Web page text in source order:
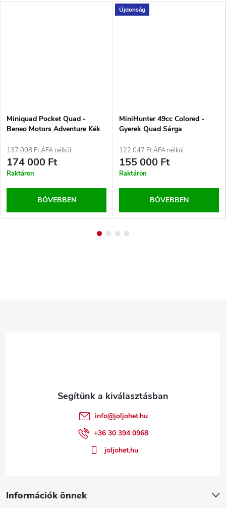
Miniquad Pocket Quad -
Beneo Motors Adventure Kék
137 008 Ft ÁFA nélkül
174 000 Ft
Raktáron
BŐVEBBEN
Újdonság
MiniHunter 49cc Colored -
Gyerek Quad Sárga
122 047 Ft ÁFA nélkül
155 000 Ft
Raktáron
BŐVEBBEN
Információk önnek
info@joljohet.hu
+36 30 394 0968
joljohet.hu